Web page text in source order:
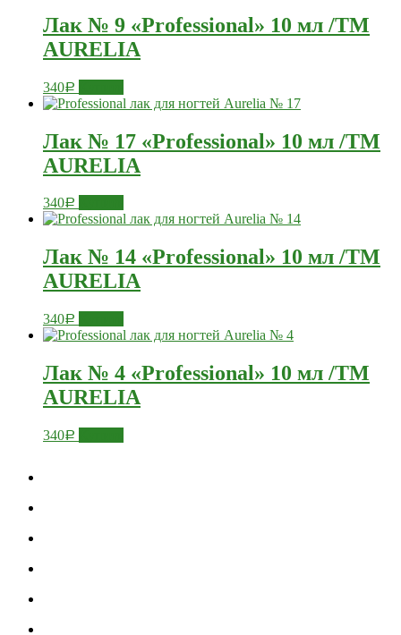
Лак № 9 «Professional» 10 мл /ТМ
AURELIA
340Р
Лак № 17 «Professional» 10 мл /ТМ
AURELIA
340Р
Лак № 14 «Professional» 10 мл /ТМ
AURELIA
340Р
Лак № 4 «Professional» 10 мл /ТМ
AURELIA
340Р